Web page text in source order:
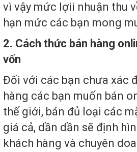
vì vậy mức lợii nhuận thu
hạn mức các bạn mong
2. Cách thức bán hàng
vốn
Đối với các bạn chưa xác
hàng các bạn muốn bán
thế giới, bán đủ loại các
giá cả, dần dần sẽ định
khách hàng và chuyên